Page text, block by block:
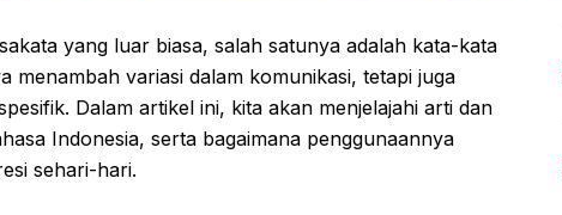
yang luar biasa, salah satunya adalah kata-kata
menambah variasi dalam komunikasi, tetapi juga
Dalam artikel ini, kita akan menjelajahi arti dan
Indonesia, serta bagaimana penggunaannya
sehari-hari.